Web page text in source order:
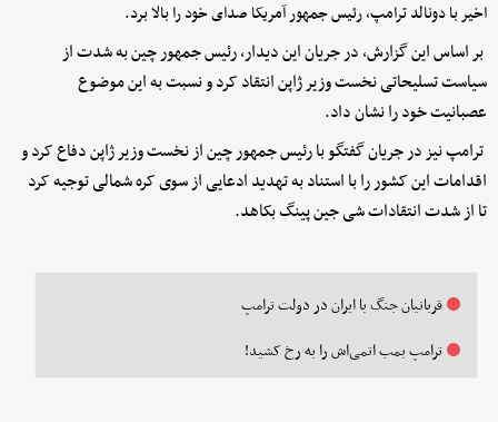
اخیر با دونالد ترامپ، رئیس جمهور آمریکا صدای خود را بالا برد.
بر اساس این گزارش، در جریان این دیدار، رئیس جمهور چین به شدت از
سیاست تسلیحاتی نخست وزیر ژاپن انتقاد کرد و نسبت به این موضوع
عصبانیت خود را نشان داد.
ترامپ نیز در جریان گفتگو با رئیس جمهور چین از نخست وزیر ژاپن دفاع کرد و
اقدامات این کشور را با استناد به تهدید ادعایی از سوی کره شمالی توجیه کرد
تا از شدت انتقادات شی جین پینگ بکاهد.
قربانیان جنگ با ایران در دولت ترامپ
ترامپ بمب اتمی‌اش را به رخ کشید!